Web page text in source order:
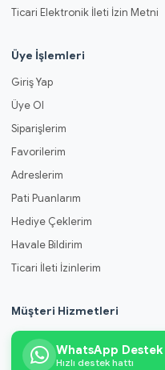
Ticari Elektronik İleti İzin Metni
Üye İşlemleri
Giriş Yap
Üye Ol
Siparişlerim
Favorilerim
Adreslerim
Pati Puanlarım
Hediye Çeklerim
Havale Bildirim
Ticari İleti İzinlerim
Müşteri Hizmetleri
WhatsApp Destek
Hızlı destek hattı